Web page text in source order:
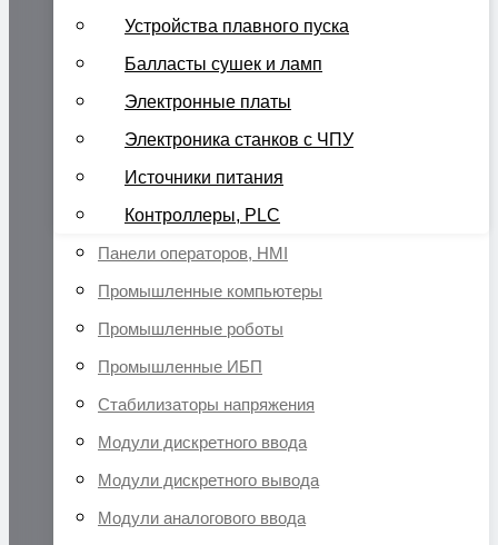
Устройства плавного пуска
Балласты сушек и ламп
Электронные платы
Электроника станков с ЧПУ
Источники питания
Контроллеры, PLC
Панели операторов, HMI
Промышленные компьютеры
Промышленные роботы
Промышленные ИБП
Стабилизаторы напряжения
Модули дискретного ввода
Модули дискретного вывода
Модули аналогового ввода